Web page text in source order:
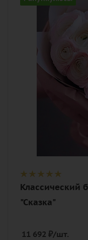
ранункулюс,
упаковка
Классический
"Сказка"
11 692 ₽/шт.